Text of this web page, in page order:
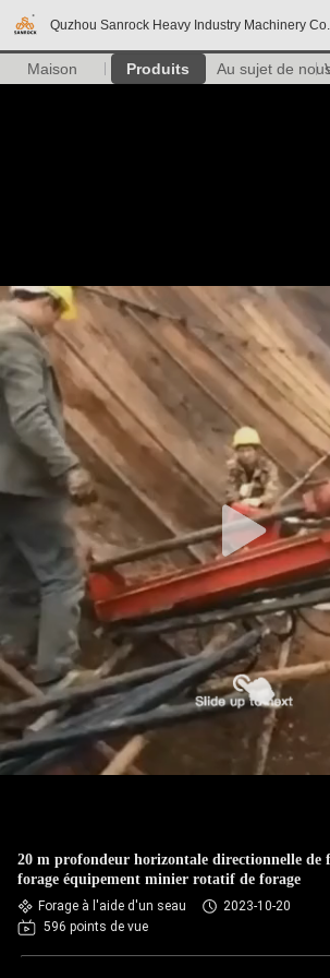
Quzhou Sanrock Heavy Industry Machinery
Maison Produits Au sujet de
20 m profondeur horizontale directionnelle de
forage équipement minier rotatif de forage
Forage à l'aide d'un seau
2023-10-20
596 points de vue